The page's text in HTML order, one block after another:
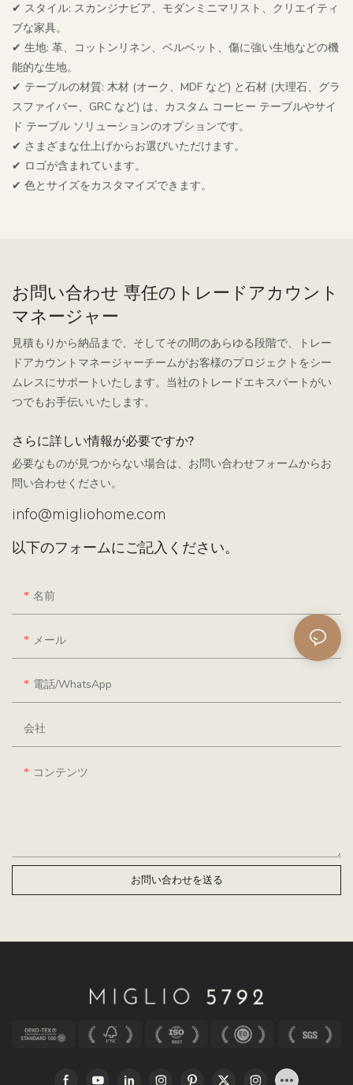
✔ スタイル: スカンジナビア、モダンミニマリスト、クリエイティ
ブな家具。
✔ 生地: 革、コットンリネン、ベルベット、傷に強い生地などの機
能的な生地。
✔ テーブルの材質: 木材 (オーク、MDF など) と石材 (大理石、グラ
スファイバー、GRC など) は、カスタム コーヒー テーブルやサイ
ド テーブル ソリューションのオプションです。
✔ さまざまな仕上げからお選びいただけます。
✔ ロゴが含まれています。
✔ 色とサイズをカスタマイズできます。
お問い合わせ 専任のトレードアカウント
マネージャー
見積もりから納品まで、そしてその間のあらゆる段階で、トレー
ドアカウントマネージャーチームがお客様のプロジェクトをシー
ムレスにサポートいたします。当社のトレードエキスパートがい
つでもお手伝いいたします。
さらに詳しい情報が必要ですか?
必要なものが見つからない場合は、お問い合わせフォームからお
問い合わせください。
info@migliohome.com
以下のフォームにご記入ください。
名前
メール
電話/WhatsApp
会社
コンテンツ
お問い合わせを送る